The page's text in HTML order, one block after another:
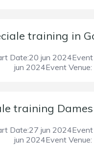
training in
Date:20 jun
jun 2024Event Venue:
training
Date:27 jun
jun 2024Event Venue: